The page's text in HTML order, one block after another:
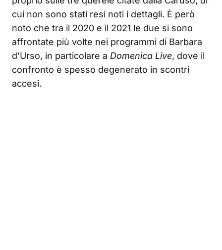
cui non sono stati resi noti i dettagli. È però
noto che tra il 2020 e il 2021 le due si sono
affrontate più volte nei programmi di Barbara
d’Urso, in particolare a Domenica Live, dove il
confronto è spesso degenerato in scontri
accesi.